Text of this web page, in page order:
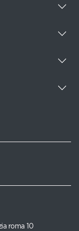
roma 10